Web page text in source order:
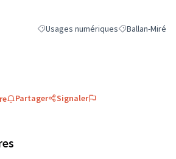
Filtrer les résultats de la catégorie :
Usages numériquesFiltrer les
Ballan-Miré
Partager Signaler